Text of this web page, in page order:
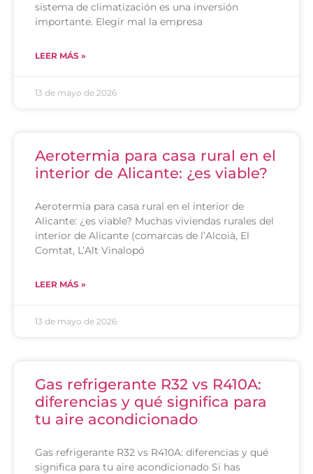
sistema de climatización es una inversión
importante. Elegir mal la empresa
LEER MÁS »
13 de mayo de 2026
Aerotermia para casa rural en el
interior de Alicante: ¿es viable?
Aerotermia para casa rural en el interior de
Alicante: ¿es viable? Muchas viviendas rurales del
interior de Alicante (comarcas de l’Alcoià, El
Comtat, L’Alt Vinalopó
LEER MÁS »
13 de mayo de 2026
Gas refrigerante R32 vs R410A:
diferencias y qué significa para
tu aire acondicionado
Gas refrigerante R32 vs R410A: diferencias y qué
significa para tu aire acondicionado Si has